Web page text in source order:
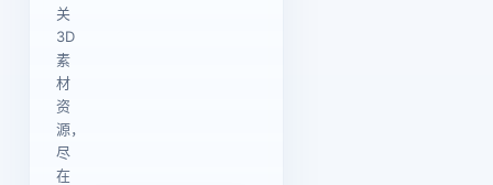
关
3D
素
材
资
源，
尽
在